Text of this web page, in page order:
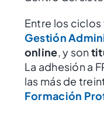
Entre los ciclos
Gestión
online, y son
La adhesión a
las más de
Formación